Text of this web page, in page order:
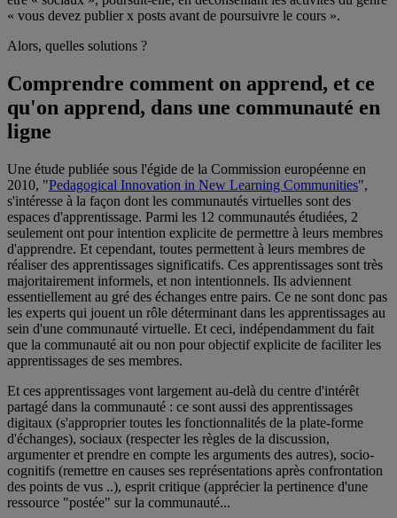
« vous devez publier x posts avant de poursuivre le cours ».
Alors, quelles solutions ?
Comprendre comment on apprend, et ce
qu'on apprend, dans une communauté en
ligne
Une étude publiée sous l'égide de la Commission européenne en
2010, "Pedagogical Innovation in New Learning Communities",
s'intéresse à la façon dont les communautés virtuelles sont des
espaces d'apprentissage. Parmi les 12 communautés étudiées, 2
seulement ont pour intention explicite de permettre à leurs membres
d'apprendre. Et cependant, toutes permettent à leurs membres de
réaliser des apprentissages significatifs. Ces apprentissages sont très
majoritairement informels, et non intentionnels. Ils adviennent
essentiellement au gré des échanges entre pairs. Ce ne sont donc pas
les experts qui jouent un rôle déterminant dans les apprentissages au
sein d'une communauté virtuelle. Et ceci, indépendamment du fait
que la communauté ait ou non pour objectif explicite de faciliter les
apprentissages de ses membres.
Et ces apprentissages vont largement au-delà du centre d'intérêt
partagé dans la communauté : ce sont aussi des apprentissages
digitaux (s'approprier toutes les fonctionnalités de la plate-forme
d'échanges), sociaux (respecter les règles de la discussion,
argumenter et prendre en compte les arguments des autres), socio-
cognitifs (remettre en causes ses représentations après confrontation
des points de vus ..), esprit critique (apprécier la pertinence d'une
ressource "postée" sur la communauté...